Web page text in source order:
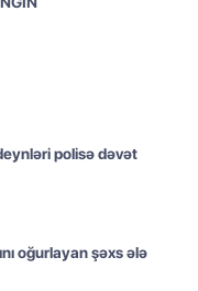
polisə dəvət
oğurlayan şəxs ələ